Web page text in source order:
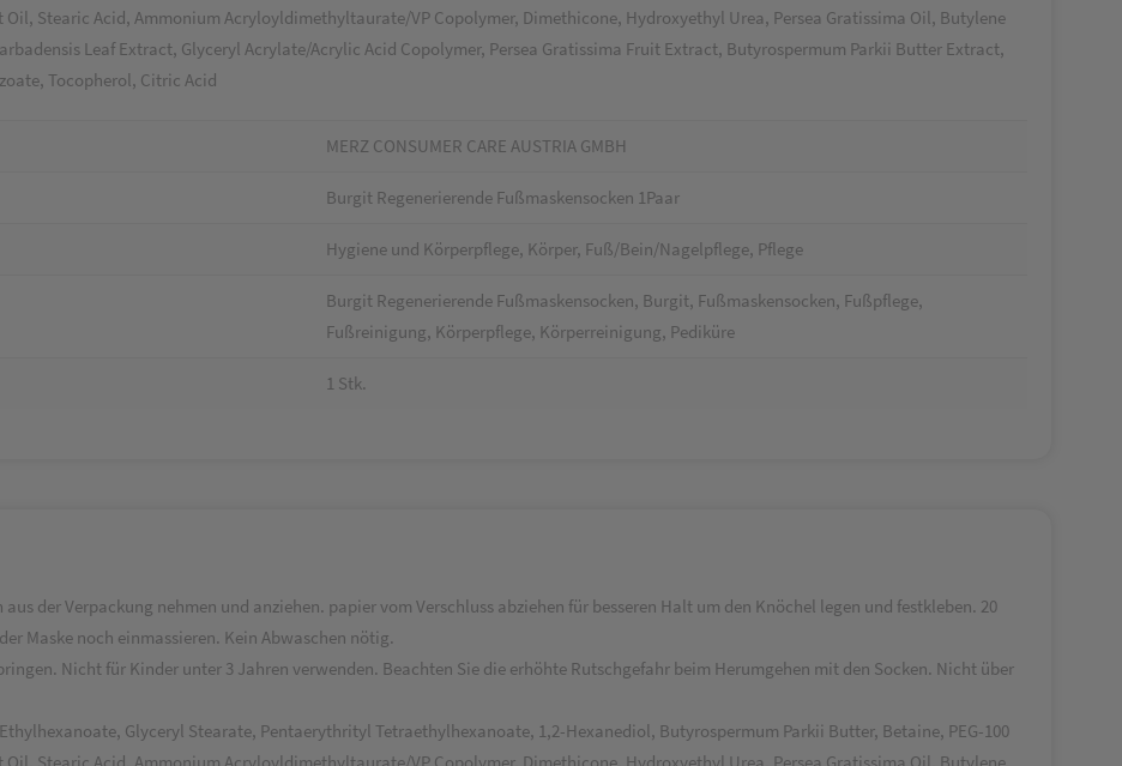
Stearic Acid, Ammonium Acryloyldimethyltaurate/VP Copolymer, Dimethicone, Hydroxyethyl Urea, Persea Gratissima Oil, Butylene
Leaf Extract, Glyceryl Acrylate/Acrylic Acid Copolymer, Persea Gratissima Fruit Extract, Butyrospermum Parkii Butter Extract,
Tocopherol, Citric Acid
MERZ CONSUMER CARE AUSTRIA GMBH
Burgit Regenerierende Fußmaskensocken 1Paar
Hygiene und Körperpflege, Körper, Fuß/Bein/Nagelpflege, Pflege
Burgit Regenerierende Fußmaskensocken, Burgit, Fußmaskensocken, Fußpflege,
Fußreinigung, Körperpflege, Körperreinigung, Pediküre
1 Stk.
der Verpackung nehmen und anziehen. papier vom Verschluss abziehen für besseren Halt um den Knöchel legen und festkleben. 20
Maske noch einmassieren. Kein Abwaschen nötig.
Nicht für Kinder unter 3 Jahren verwenden. Beachten Sie die erhöhte Rutschgefahr beim Herumgehen mit den Socken. Nicht über
Glyceryl Stearate, Pentaerythrityl Tetraethylhexanoate, 1,2-Hexanediol, Butyrospermum Parkii Butter, Betaine, PEG-100